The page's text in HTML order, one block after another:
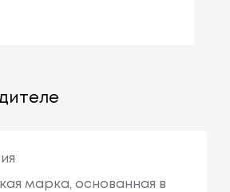
марка, основанная в